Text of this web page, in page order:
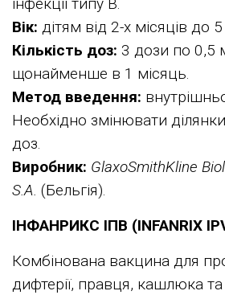
інфекції типу В.
Вік: дітям від 2-х місяців до
Кількість доз: 3 дози по 0,5
щонайменше в 1 місяць.
Метод введення:
Необхідно змінювати
доз.
Виробник: GlaxoSmithKline
S.A. (Бельгія).
ІНФАНРИКС ІПВ (INFANRIX
Комбінована вакцина для
дифтерії, правця, кашлюка та